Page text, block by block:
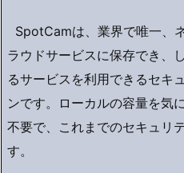
SpotCamは、業界で唯一、
ラウドサービスに保存でき、
るサービスを利用できるセキ
ンです。ローカルの容量を気
不要で、これまでのセキュリ
す。